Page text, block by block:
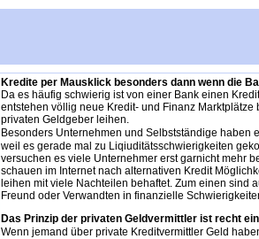
Kredite per Mausklick besonders dann wenn die
Da es häufig schwierig ist von einer Bank einen
entstehen völlig neue Kredit- und Finanz
privaten Geldgeber leihen.
Besonders Unternehmen und Selbstständige
weil es gerade mal zu Liqiuditätsschwierigkeiten
versuchen es viele Unternehmer erst garnicht mehr
schauen im Internet nach alternativen Kredit
leihen mit viele Nachteilen behaftet. Zum einen sind
Freund oder Verwandten in finanzielle
Das Prinzip der privaten Geldvermittler ist recht
Wenn jemand über private Kreditvermittler Geld